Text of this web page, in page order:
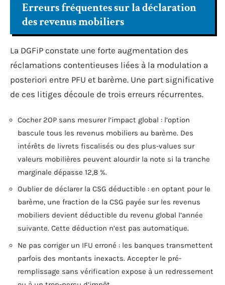
Erreurs fréquentes sur la déclaration
des revenus mobiliers
La DGFiP constate une forte augmentation des
réclamations contentieuses liées à la modulation a
posteriori entre PFU et barème. Une part significative
de ces litiges découle de trois erreurs récurrentes.
Cocher 2OP sans mesurer l’impact global : l’option
bascule tous les revenus mobiliers au barème. Des
intérêts de livrets fiscalisés ou des plus-values sur
valeurs mobilières peuvent alourdir la note si la tranche
marginale dépasse 12,8 %.
Oublier de déclarer la CSG déductible : en optant pour le
barème, une fraction de la CSG payée sur les revenus
mobiliers devient déductible du revenu global l’année
suivante. Cette déduction n’est pas automatique.
Ne pas corriger un IFU erroné : les banques transmettent
parfois des montants inexacts. Accepter le pré-
remplissage sans vérification expose à un redressement